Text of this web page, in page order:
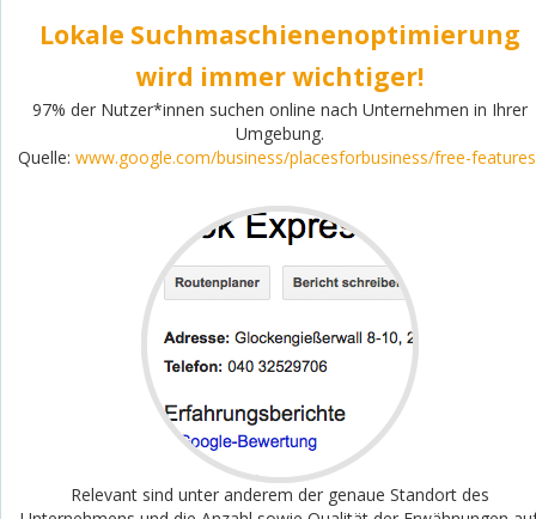
Lokale Suchmaschienenoptimierung
wird immer wichtiger!
97% der Nutzer*innen suchen online nach Unternehmen in Ihrer
Umgebung.
Quelle: www.google.com/business/placesforbusiness/free-
Relevant sind unter anderem der genaue Standort des